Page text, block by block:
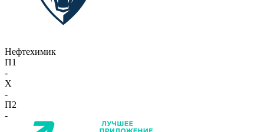
Нефтехимик
П1
-
X
-
П2
-